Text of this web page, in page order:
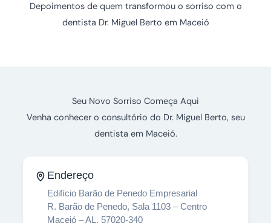
VER DETALHES
Depoimentos de quem transformou o sorriso com o
dentista Dr. Miguel Berto em Maceió
Seu Novo Sorriso Começa Aqui
Venha conhecer o consultório do Dr. Miguel Berto, seu
dentista em Maceió.
Endereço
Edifício Barão de Penedo Empresarial
R. Barão de Penedo, Sala 1103 – Centro
Maceió – AL, 57020-340